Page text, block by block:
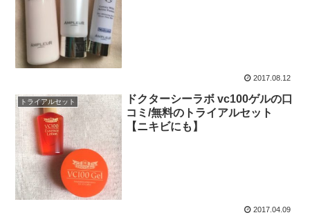
2017.08.12
トライアルセット
ドクターシーラボ vc100ゲルの口
コミ/無料のトライアルセット
【ニキビにも】
2017.04.09